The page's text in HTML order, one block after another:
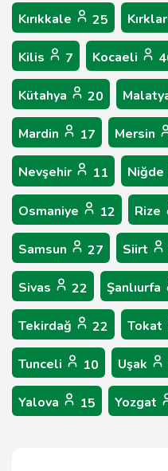
Kırıkkale 25
Kilis 7 Kocaeli
Kütahya 20
Mardin 17 Mersin
Nevşehir 11 Niğde
Osmaniye 12 Rize
Samsun 27 Siirt
Sivas 22 Şanlıurfa
Tekirdağ 22 Tokat
Tunceli 10 Uşak
Yalova 15 Yozgat